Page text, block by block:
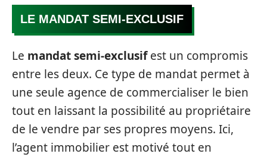
LE MANDAT SEMI-EXCLUSIF
Le mandat semi-exclusifest un compromis
entre les deux. Ce type de mandat permet à
une seule agence de commercialiser le bien
tout en laissant la possibilité au propriétaire
de le vendre par ses propres moyens. Ici,
l’agent immobilier est motivé tout en